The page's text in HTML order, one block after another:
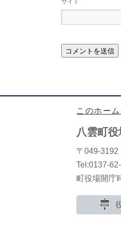
このホー
八雲町役
〒049-
Tel:0137-
町役場開庁